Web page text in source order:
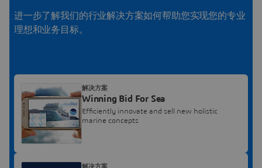
进一步了解我们的行业解决方案如何帮助您实现您的专业
理想和业务目标。
Winning Bid For Sea
Efficiently innovate and sell new holistic
marine concepts
解决方案
解决方案